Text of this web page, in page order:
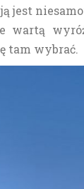
jest
wartą
tam wybrać.